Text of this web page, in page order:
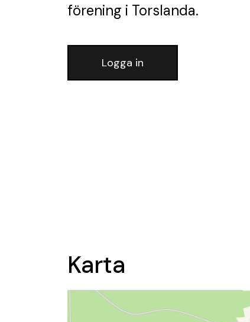
förening i Torslanda.
Logga in
Karta